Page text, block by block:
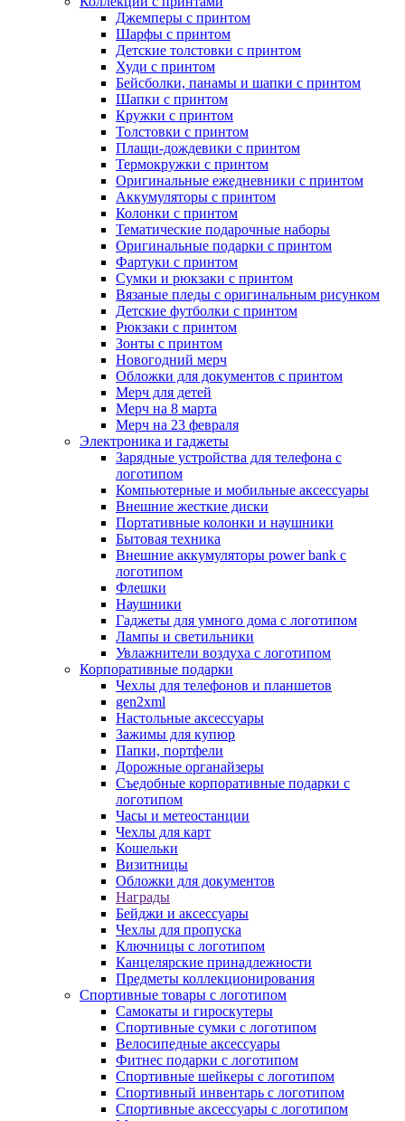
Джемперы с принтом
Шарфы с принтом
Детские толстовки с принтом
Худи с принтом
Бейсболки, панамы и шапки с принтом
Шапки с принтом
Кружки с принтом
Толстовки с принтом
Плащи-дождевики с принтом
Термокружки с принтом
Оригинальные ежедневники с принтом
Аккумуляторы с принтом
Колонки с принтом
Тематические подарочные наборы
Оригинальные подарки с принтом
Фартуки с принтом
Сумки и рюкзаки с принтом
Вязаные пледы с оригинальным рисунком
Детские футболки с принтом
Рюкзаки с принтом
Зонты с принтом
Новогодний мерч
Обложки для документов с принтом
Мерч для детей
Мерч на 8 марта
Мерч на 23 февраля
Электроника и гаджеты
Зарядные устройства для телефона с
логотипом
Компьютерные и мобильные аксессуары
Внешние жесткие диски
Портативные колонки и наушники
Бытовая техника
Внешние аккумуляторы power bank с
логотипом
Флешки
Наушники
Гаджеты для умного дома с логотипом
Лампы и светильники
Увлажнители воздуха с логотипом
Корпоративные подарки
Чехлы для телефонов и планшетов
gen2xml
Настольные аксессуары
Зажимы для купюр
Папки, портфели
Дорожные органайзеры
Съедобные корпоративные подарки с
логотипом
Часы и метеостанции
Чехлы для карт
Кошельки
Визитницы
Обложки для документов
Награды
Бейджи и аксессуары
Чехлы для пропуска
Ключницы с логотипом
Канцелярские принадлежности
Предметы коллекционирования
Спортивные товары с логотипом
Самокаты и гироскутеры
Спортивные сумки с логотипом
Велосипедные аксессуары
Фитнес подарки с логотипом
Спортивные шейкеры с логотипом
Спортивный инвентарь с логотипом
Спортивные аксессуары с логотипом